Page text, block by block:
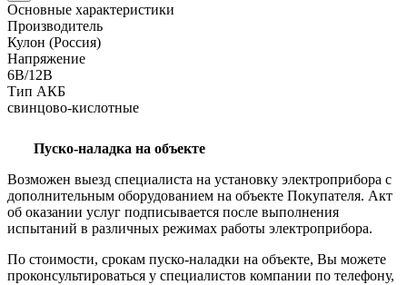
Основные характеристики
Производитель
Кулон (Россия)
Напряжение
6В/12В
Тип АКБ
свинцово-кислотные
Пуско-наладка на объекте
Возможен выезд специалиста на установку электроприбора с
дополнительным оборудованием на объекте Покупателя. Акт
об оказании услуг подписывается после выполнения
испытаний в различных режимах работы электроприбора.
По стоимости, срокам пуско-наладки на объекте, Вы можете
проконсультироваться у специалистов компании по телефону,